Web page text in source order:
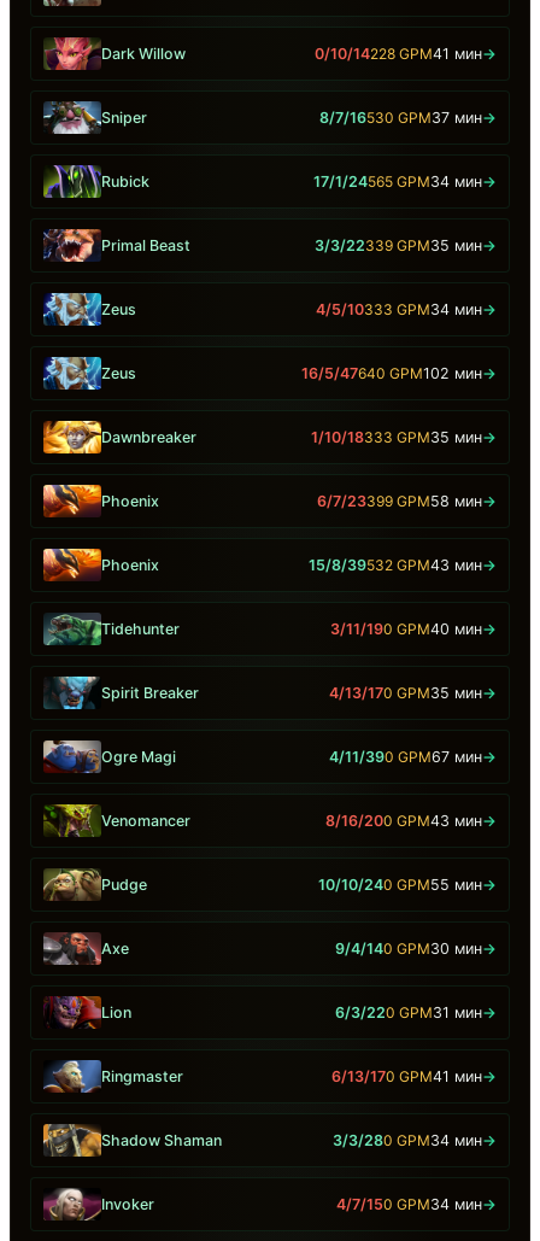
Dark Willow 0/10/14228 GPM41 мин→
Sniper 8/7/16530 GPM37 мин→
Rubick 17/1/24565 GPM34 мин→
Primal Beast 3/3/22339 GPM35 мин→
Zeus 4/5/10333 GPM34 мин→
Zeus 16/5/47640 GPM102 мин→
Dawnbreaker 1/10/18333 GPM35 мин→
Phoenix 6/7/23399 GPM58 мин→
Phoenix 15/8/39532 GPM43 мин→
Tidehunter 3/11/190 GPM40 мин→
Spirit Breaker 4/13/170 GPM35 мин→
Ogre Magi 4/11/390 GPM67 мин→
Venomancer 8/16/200 GPM43 мин→
Pudge 10/10/240 GPM55 мин→
Axe 9/4/140 GPM30 мин→
Lion 6/3/220 GPM31 мин→
Ringmaster 6/13/170 GPM41 мин→
Shadow Shaman 3/3/280 GPM34 мин→
Invoker 4/7/150 GPM34 мин→